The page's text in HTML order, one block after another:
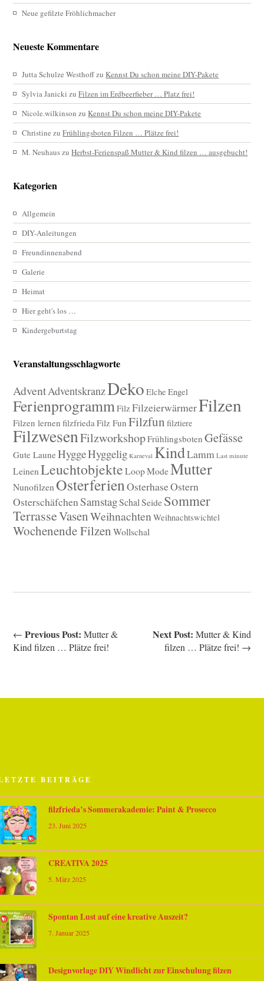
Neue gefilzte Fröhlichmacher
Neueste Kommentare
Jutta Schulze WesthoffzuKennst Du schon meine DIY-Pakete
Sylvia Janicki zuFilzen im Erdbeerfieber … Platz frei!
Nicole.wilkinson zuKennst Du schon meine DIY-Pakete
Christine zuFrühlingsboten Filzen … Plätze frei!
M. NeuhauszuHerbst-Ferienspaß Mutter & Kind filzen … ausgebucht!
Kategorien
Allgemein
DIY-Anleitungen
Freundinnenabend
Galerie
Heimat
Hier geht's los …
Kindergeburtstag
Veranstaltungsschlagworte
AdventAdventskranzDeko Elche Engel
FerienprogrammFilzFilzeierwärmerFilzen
Filzen lernen filzfriedaFilz Fun Filzfun filztiere
FilzwesenFilzworkshopFrühlingsboten Gefässe
Gute Laune HyggeHyggelig Karneval KindLamm Last minute
Leinen Leuchtobjekte LoopModeMutter
Nunofilzen OsterferienOsterhaseOstern
OsterschäfchenSamstagSchal SeideSommer
TerrasseVasenWeihnachtenWeihnachtswichtel
Wochenende Filzen Wollschal
Next Post: Mutter & Kind
filzen … Plätze frei! →
←Previous Post: Mutter &
Kind filzen … Plätze frei!
BEITRÄGE
filzfrieda’s Sommerakademie: Paint & Prosecco
23. Juni 2025
CREATIVA 2025
5. März 2025
Spontan Lust auf eine kreative Auszeit?
7. Januar 2025
Designvorlage DIY Windlicht zur Einschulung filzen